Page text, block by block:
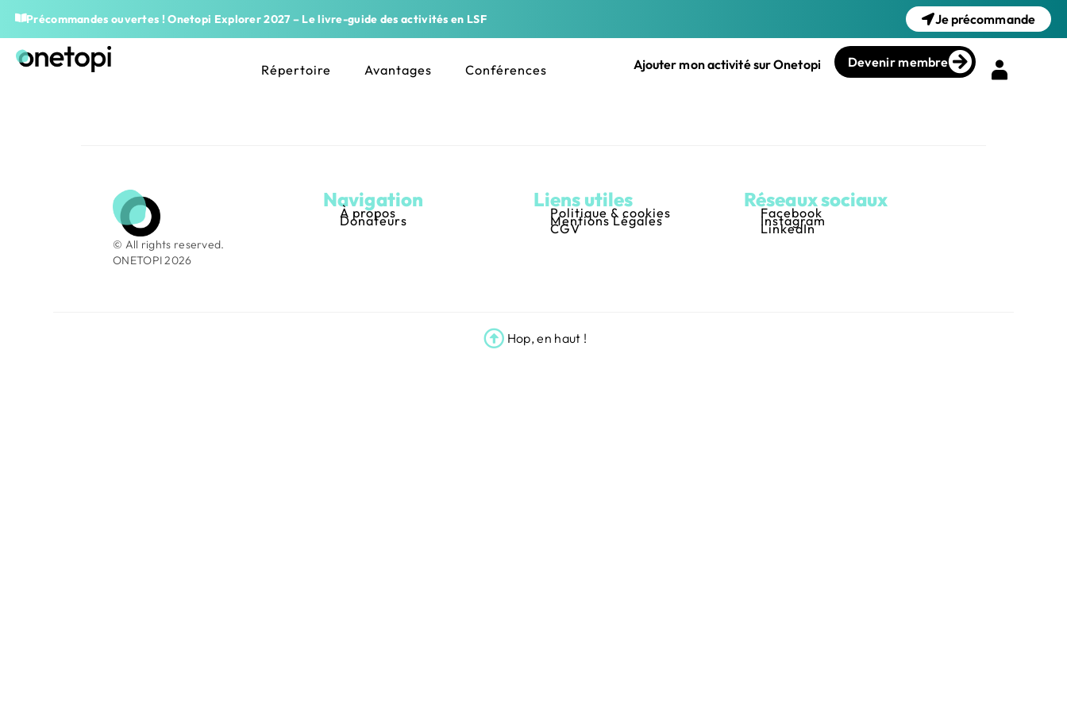
Précommandes ouvertes ! Onetopi Explorer 2027 – Le livre-guide des activités en LSF Je précommande
Répertoire Avantages Conférences Ajouter mon activité sur Onetopi Devenir membre
© All rights reserved.
ONETOPI 2026
Navigation
À propos
Donateurs
Liens utiles
Politique & cookies
Mentions Légales
CGV
Réseaux sociaux
Facebook
Instagram
LinkedIn
Hop, en haut !